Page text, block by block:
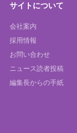
サイトについて
会社案内
採用情報
お問い合わせ
ニュース読者投稿
編集長からの手紙